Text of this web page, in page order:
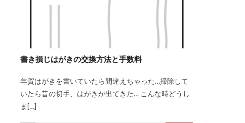
書き損じはがきの交換方法と手数料
年賀はがきを書いていたら間違えちゃった…掃除して
いたら昔の切手、はがきが出てきた… こんな時どうし
ま[…]